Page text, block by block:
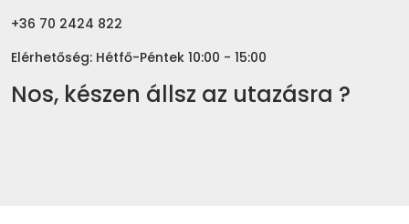
+36 70 2424 822
Elérhetőség: Hétfő-Péntek 10:00 - 15:00
Nos, készen állsz az utazásra ?